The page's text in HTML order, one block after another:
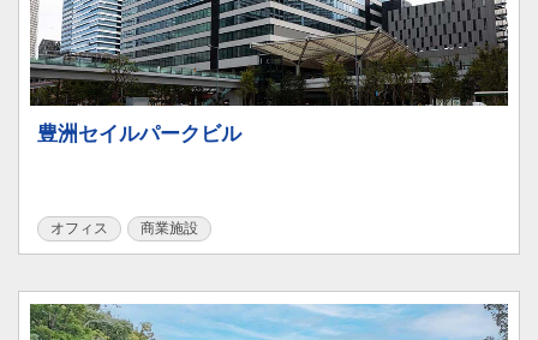
豊洲セイルパークビル
オフィス 商業施設